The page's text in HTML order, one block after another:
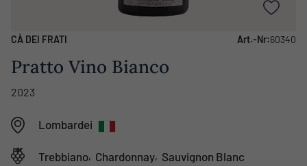
CÀ DEI FRATI Art.-Nr:60340
Pratto Vino Bianco
2023
Lombardei
Trebbiano, Chardonnay, Sauvignon Blanc